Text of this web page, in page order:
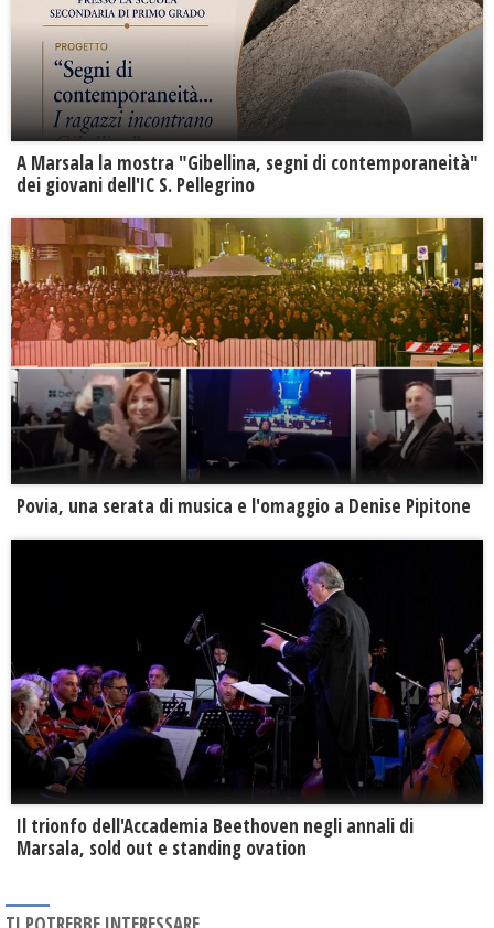
A Marsala la mostra "Gibellina, segni di contemporaneità"
dei giovani dell'IC S. Pellegrino
Povia, una serata di musica e l'omaggio a Denise Pipitone
Il trionfo dell'Accademia Beethoven negli annali di
Marsala, sold out e standing ovation